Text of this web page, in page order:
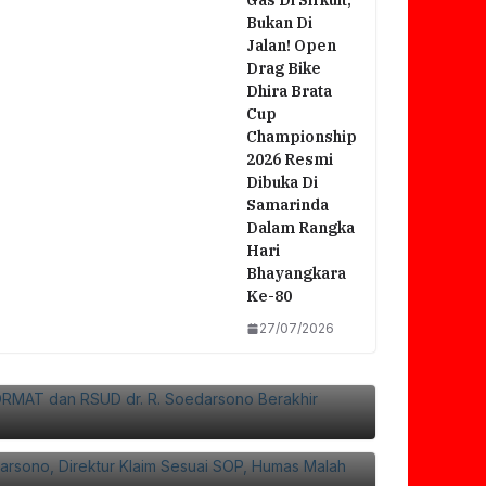
Bukan Di
Jalan! Open
Drag Bike
Dhira Brata
Cup
Championship
2026 Resmi
Dibuka Di
Samarinda
Dalam Rangka
Hari
Bhayangkara
Ke-80
27/07/2026
FORMAT Dan RSUD Dr. R. Soedarsono
Direktur Klaim Sesuai SOP,
Ke Rumah Duka